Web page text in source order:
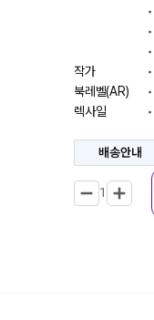
•
•
•
작가
•
북레벨(AR)
•
렉사일
•
배송안내
1